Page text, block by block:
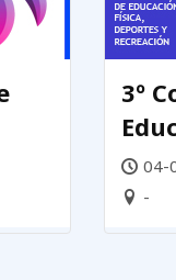
3º
04-
-